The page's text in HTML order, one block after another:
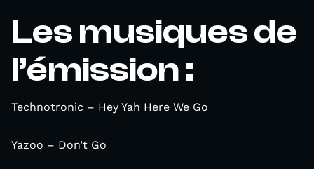
Les musiques de
l’émission :
Technotronic – Hey Yah Here We Go
Yazoo – Don’t Go